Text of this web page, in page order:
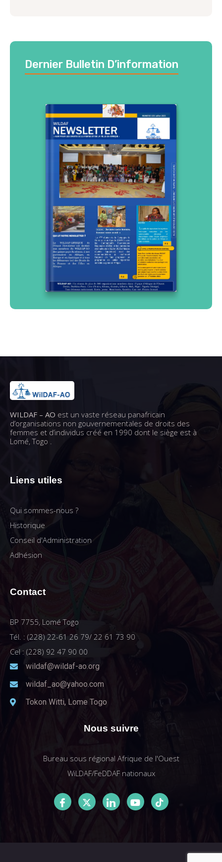
Dernier Bulletin D’information
WILDAF – AO est un vaste réseau panafricain
d’organisations non gouvernementales de droits des
femmes et d’individus créé en 1990 dont le siège est à
Lomé, Togo .
Liens utiles
Qui sommes-nous ?
Historique
Conseil d'Administration
Adhésion
Contact
BP 7755, Lomé Togo
Tél. : (228) 22-61 26 79/ 22 61 73 90
Cel : (228) 92 47 90 00
wildaf@wildaf-ao.org
wildaf_ao@yahoo.com
Tokon Witti, Lome Togo
Nous suivre
Bureau sous régional Afrique de l'Ouest
WiLDAF/FeDDAF nationaux